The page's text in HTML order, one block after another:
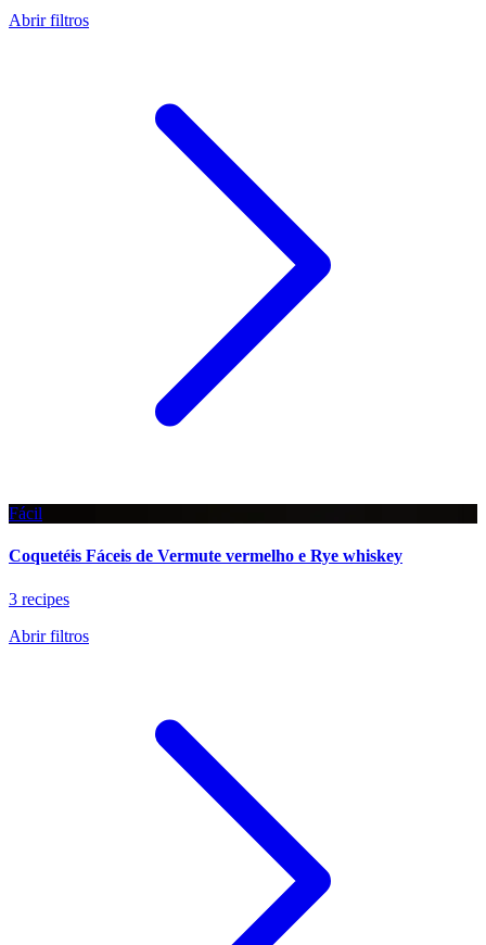
Abrir filtros
Fácil
Coquetéis Fáceis de Vermute vermelho e Rye whiskey
3 recipes
Abrir filtros